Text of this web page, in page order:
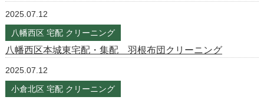
2025.07.12
八幡西区 宅配 クリーニング
八幡西区本城東宅配・集配 羽根布団クリーニング
2025.07.12
小倉北区 宅配 クリーニング